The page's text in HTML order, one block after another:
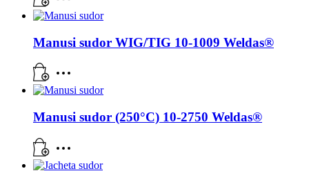
Manusi sudor WIG/TIG 10-1009 Weldas®
Manusi sudor (250°C) 10-2750 Weldas®